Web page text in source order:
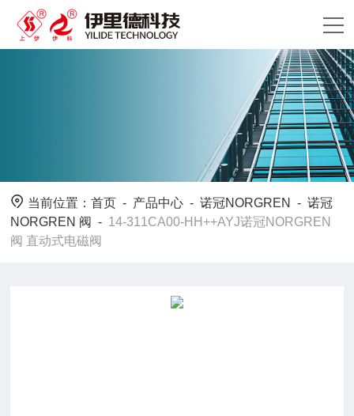
当前位置：首页 - 产品中心 -诺冠NORGREN -诺冠
NORGREN 阀 - 14-311CA00-HH++AYJ诺冠NORGREN
阀 直动式电磁阀